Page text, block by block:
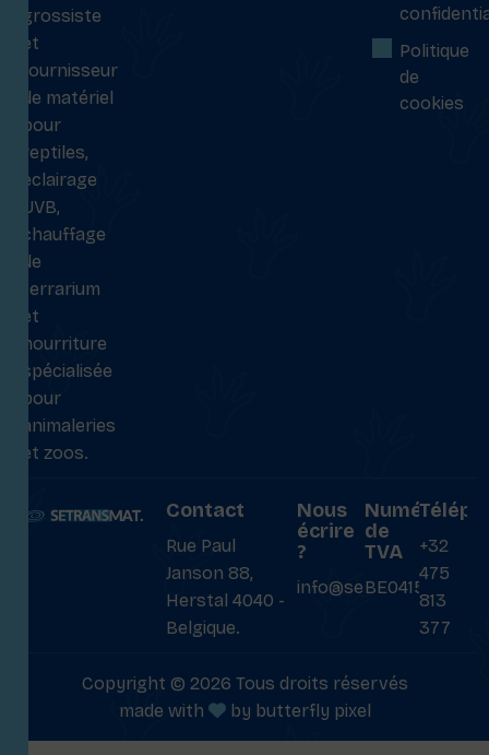
grossiste
et
fournisseur
de matériel
pour
reptiles,
éclairage
UVB,
chauffage
de
terrarium
et
nourriture
spécialisée
pour
animaleries
et zoos.
Politique
de
cookies
Contact
Rue Paul
Janson 88,
Herstal 4040 -
Belgique.
Nous
écrire
?
info@setransmat.com
Numéro
de
TVA
BE0415027069
+32
475
813
377
Copyright © 2026 Tous droits réservés
made with
by butterfly pixel